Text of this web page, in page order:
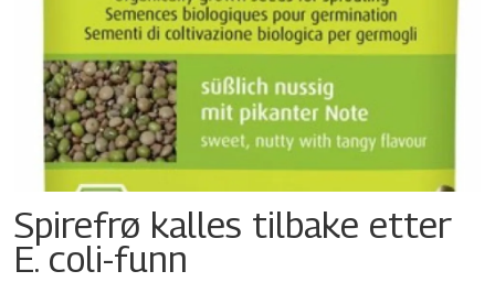
Spirefrø kalles tilbake etter
E. coli-funn